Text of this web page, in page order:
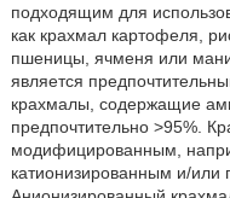
подходящим для
как крахмал картофеля,
пшеницы, ячменя или
является
крахмалы, содержащие
предпочтительно >95%.
модифицированным,
катионизированным и/или